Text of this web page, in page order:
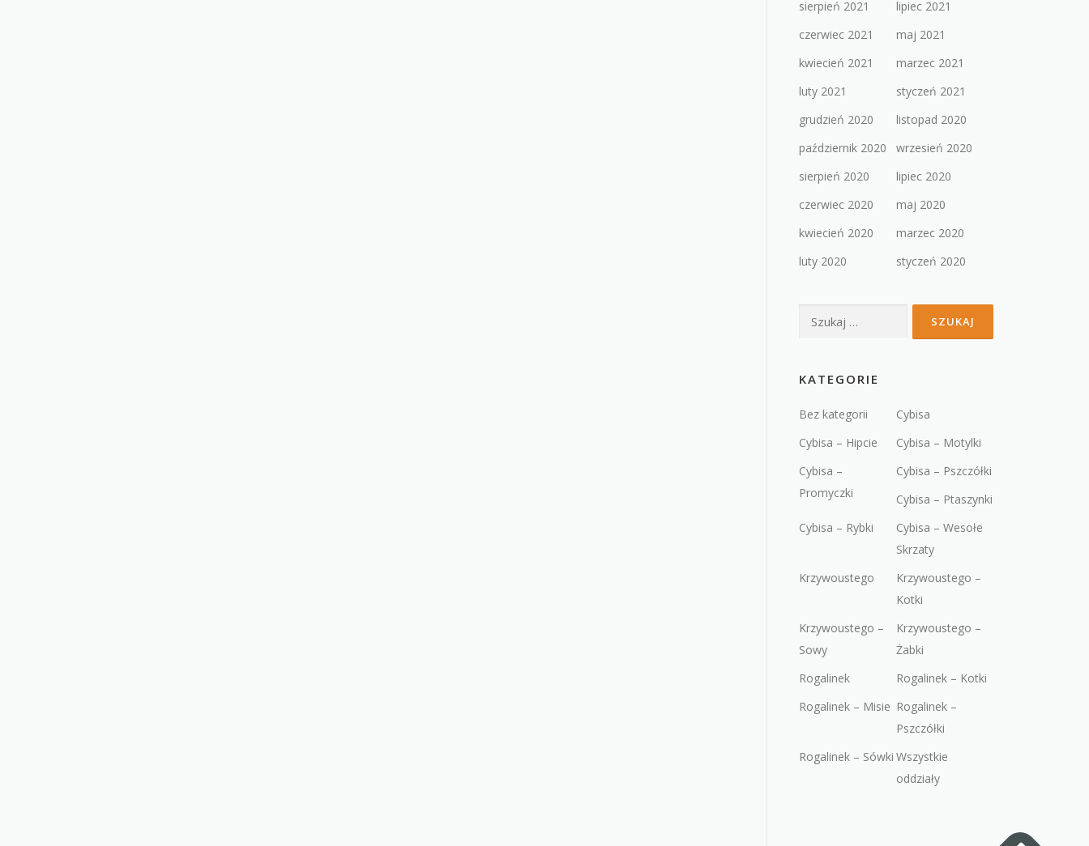
sierpień 2021
lipiec 2021
czerwiec 2021
maj 2021
kwiecień 2021
marzec 2021
luty 2021
styczeń 2021
grudzień 2020
listopad 2020
październik 2020
wrzesień 2020
sierpień 2020
lipiec 2020
czerwiec 2020
maj 2020
kwiecień 2020
marzec 2020
luty 2020
styczeń 2020
Szukaj:
KATEGORIE
Bez kategorii
Cybisa
Cybisa – Hipcie
Cybisa – Motylki
Cybisa –
Promyczki
Cybisa – Pszczółki
Cybisa – Ptaszynki
Cybisa – Rybki
Cybisa – Wesołe
Skrzaty
Krzywoustego
Krzywoustego –
Kotki
Krzywoustego –
Sowy
Krzywoustego –
Żabki
Rogalinek
Rogalinek – Kotki
Rogalinek – Misie Rogalinek –
Pszczółki
Rogalinek – Sówki Wszystkie
oddziały